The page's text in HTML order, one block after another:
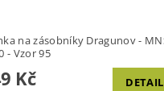
na zásobníky Dragunov -
- Vzor 95
Kč DETAIL